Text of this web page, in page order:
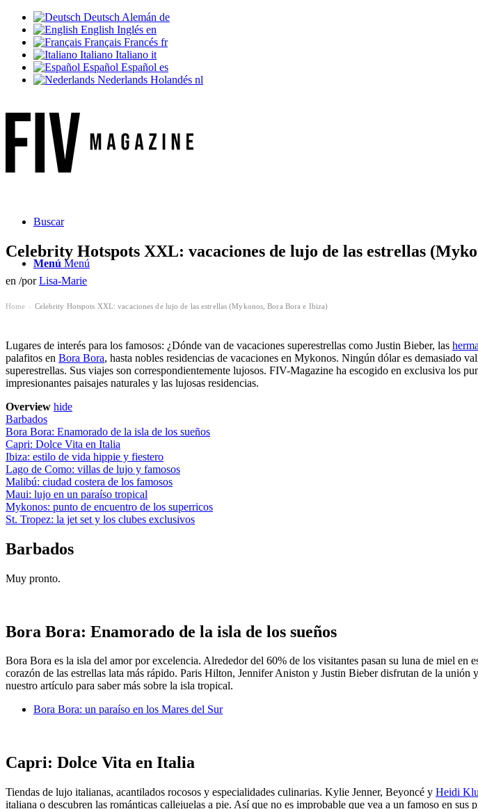
Deutsch Alemán de
English Inglés en
Français Francés fr
Italiano Italiano it
Español Español es
Nederlands Holandés nl
Buscar
Menú Menú
Celebrity Hotspots XXL: vacaciones de lujo de las estrellas
en /porLisa-Marie
Home Celebrity Hotspots XXL: vacaciones de lujo de las estrellas (Mykonos, Bora Bora e Ibiza)
Lugares de interés para los famosos: ¿Dónde van de vacaciones superestrellas como Justin Bieber, las
palafitos en Bora Bora, hasta nobles residencias de vacaciones en Mykonos. Ningún dólar es demasiado
superestrellas. Sus viajes son correspondientemente lujosos. FIV-Magazine ha escogido en exclusiva los
impresionantes paisajes naturales y las lujosas residencias.
Overview hide
Barbados
Bora Bora: Enamorado de la isla de los sueños
Capri: Dolce Vita en Italia
Ibiza: estilo de vida hippie y fiestero
Lago de Como: villas de lujo y famosos
Malibú: ciudad costera de los famosos
Maui: lujo en un paraíso tropical
Mykonos: punto de encuentro de los superricos
St. Tropez: la jet set y los clubes exclusivos
Barbados
Muy pronto.
Bora Bora: Enamorado de la isla de los sueños
Bora Bora es la isla del amor por excelencia. Alrededor del 60% de los visitantes pasan su luna de miel en
corazón de las estrellas lata más rápido. Paris Hilton, Jennifer Aniston y Justin Bieber disfrutan de la
nuestro artículo para saber más sobre la isla tropical.
Bora Bora: un paraíso en los Mares del Sur
Capri: Dolce Vita en Italia
Tiendas de lujo italianas, acantilados rocosos y especialidades culinarias. Kylie Jenner, Beyoncé y Heidi
italiana o descubren las románticas callejuelas a pie. Así que no es improbable que vea a un famoso en sus